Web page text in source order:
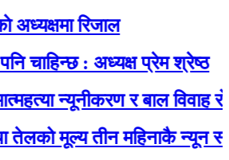
रिजाल
: अध्यक्ष प्रेम श्रेष्ठ
न्यूनीकरण र बाल विवाह
मूल्य तीन महिनाकै न्यून स्तरमा